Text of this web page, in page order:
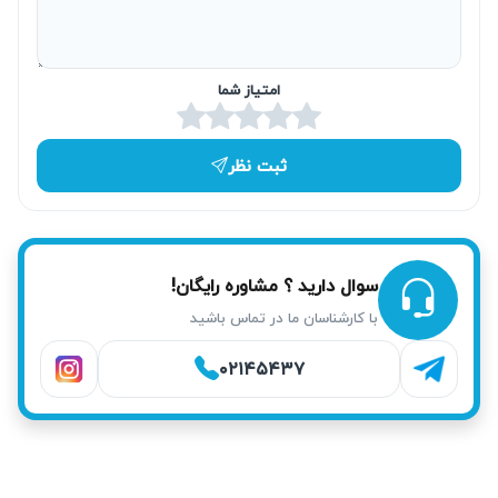
می‌شود مشکل شما سریع‌تر و بدون نیاز به جابجایی دستگاه حل
امتیاز شما
ثبت نظر
سوال دارید ؟ مشاوره رایگان!
با کارشناسان ما در تماس باشید
۰۲۱۴۵۴۳۷